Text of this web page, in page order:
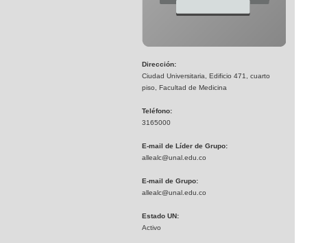
Dirección:
Ciudad Universitaria, Edificio 471, cuarto
piso, Facultad de Medicina
Teléfono:
3165000
E-mail de Líder de Grupo:
allealc@unal.edu.co
E-mail de Grupo:
allealc@unal.edu.co
Estado UN:
Activo